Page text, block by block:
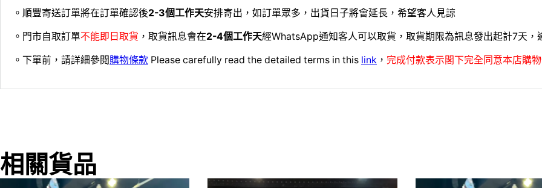
。順豐寄送訂單將在訂單確認後2-3個工作天安排寄出，如訂單眾多，出貨日子將會延長，希望客人見諒
。門市自取訂單不能即日取貨 ，取貨訊息會在2-4個工作天經WhatsApp通知客人可以取貨，取貨期限為訊息發出起計7天，
。下單前，請詳細參閱購物條款 Please carefully read the detailed terms in this link ， 完成付款表示閣下完全同意本店購
相關貨品